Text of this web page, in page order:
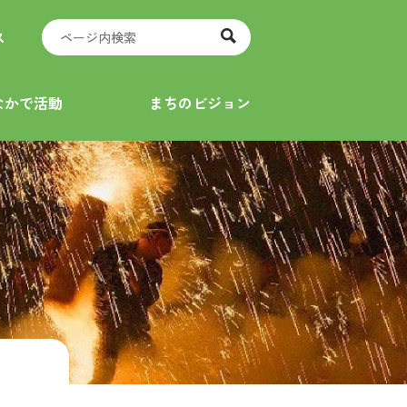
かで活動 まちのビジョン